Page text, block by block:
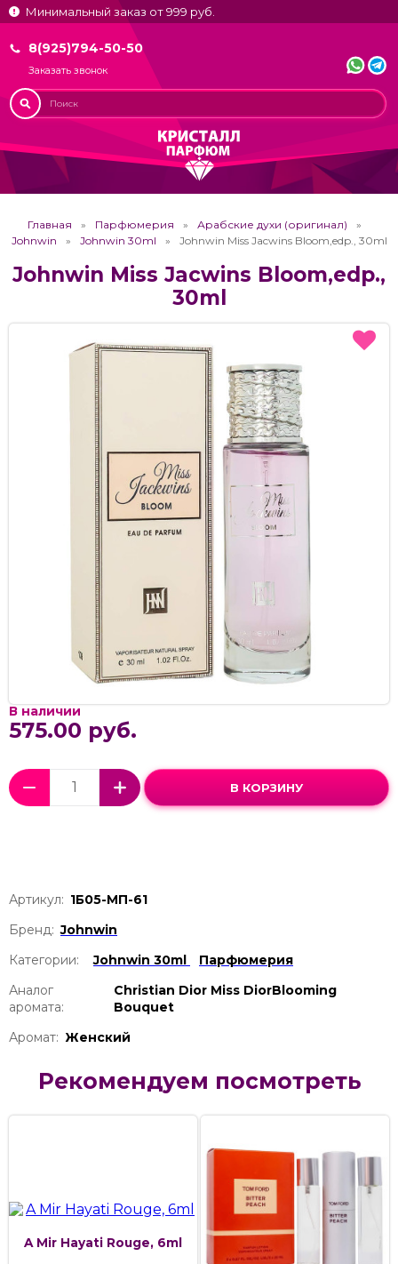
Минимальный заказ от 999 руб.
8(925)794-50-50
Заказать звонок
Главная Парфюмерия
Арабские духи (оригинал)
Johnwin
Johnwin 30ml Johnwin Miss Jacwins Bloom,edp., 30ml
Johnwin Miss Jacwins Bloom,edp.,
30ml
В наличии
575.00 руб.
В КОРЗИНУ
Артикул: 1Б05-МП-61
Бренд: Johnwin
Категории:
Johnwin 30ml
Парфюмерия
Аналог
аромата:
Christian Dior Miss DiorBlooming
Bouquet
Аромат: Женский
Рекомендуем посмотреть
A Mir Hayati Rouge, 6ml